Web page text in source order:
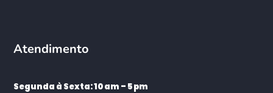
Atendimento
Segunda à Sexta: 10 am – 5 pm